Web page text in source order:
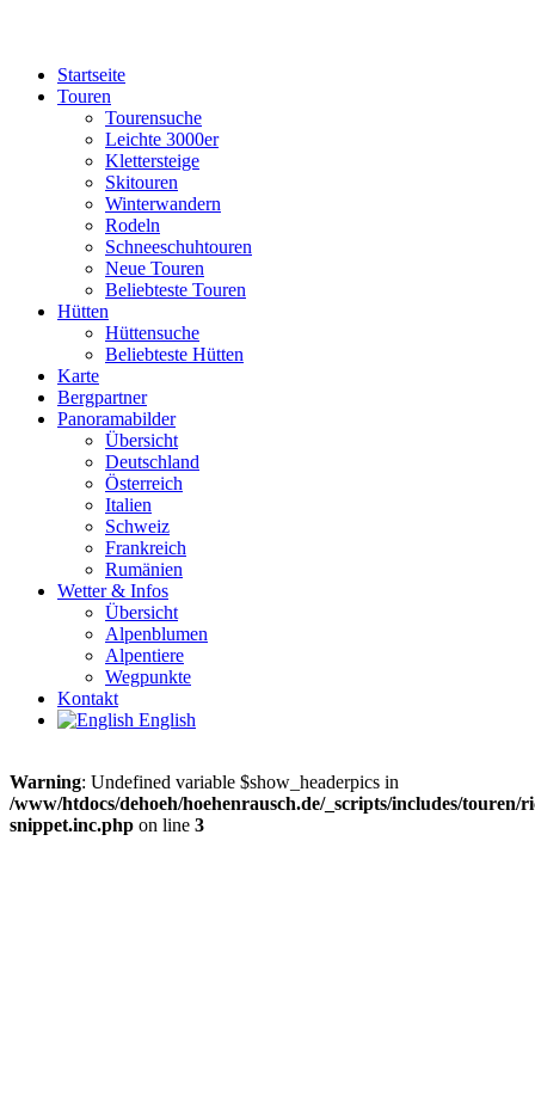
Startseite
Touren
Tourensuche
Leichte 3000er
Klettersteige
Skitouren
Winterwandern
Rodeln
Schneeschuhtouren
Neue Touren
Beliebteste Touren
Hütten
Hüttensuche
Beliebteste Hütten
Karte
Bergpartner
Panoramabilder
Übersicht
Deutschland
Österreich
Italien
Schweiz
Frankreich
Rumänien
Wetter & Infos
Übersicht
Alpenblumen
Alpentiere
Wegpunkte
Kontakt
English
Warning: Undefined variable $show_headerpics in
/www/htdocs/dehoeh/hoehenrausch.de/_scripts/includes/touren/
snippet.inc.php on line 3